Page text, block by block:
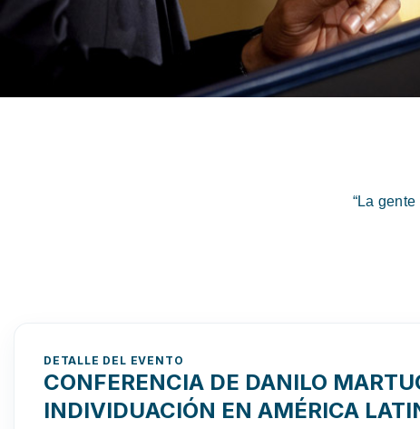
“La
DETALLE DEL EVENTO
CONFERENCIA DE DANILO
INDIVIDUACIÓN EN AMÉRICA